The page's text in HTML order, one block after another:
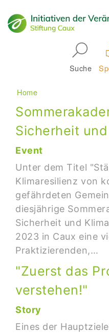
Suche
MainBreadcrumb
Home
Sicherheit
Event
Unter dem Titel
Klimaresilienz von
gefährdeten
diesjährige
Sicherheit und
2023 in Caux eine
Praktizierenden,…
"Zuerst das
verstehen!"
Story
Eines der